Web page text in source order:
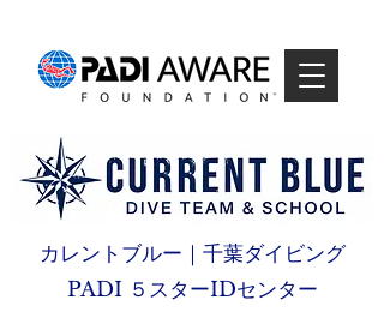
カレントブルー｜千葉ダイビング
PADI ５スターIDセンター